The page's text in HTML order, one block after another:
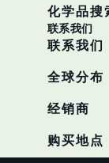
化学品搜
联系我们
联系我们
全球分布
经销商
购买地点